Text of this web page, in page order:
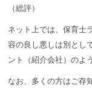
（総評）
ネット上では、保育士
容の良し悪しは別とし
ント（紹介会社）のよ
なお、多くの方はご存